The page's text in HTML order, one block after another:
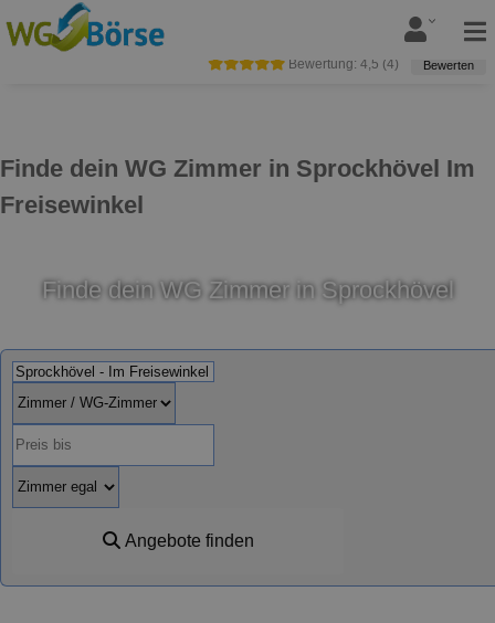
Finde dein WG Zimmer in Sprockhövel Im
Freisewinkel
Bewertung: 4,5 (4) Bewerten
Finde dein WG Zimmer in Sprockhövel
Angebote finden